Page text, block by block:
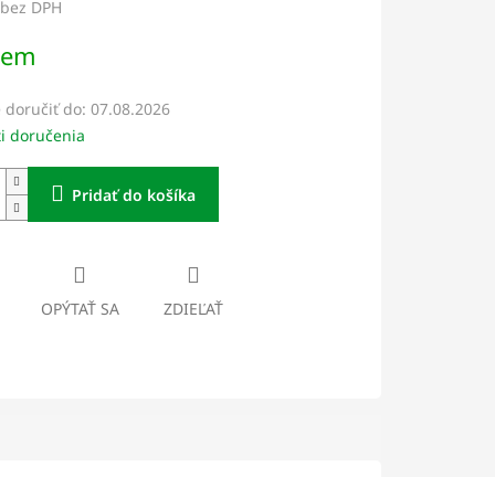
DPH
doručiť do: 07.08.2026
doručenia
Pridať do košíka
OPÝTAŤ SA ZDIEĽAŤ